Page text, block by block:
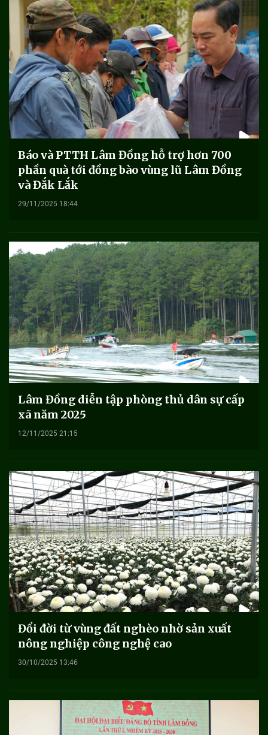
Báo và PTTH Lâm Đồng hỗ trợ hơn 700
phần quà tới đồng bào vùng lũ Lâm Đồng
và Đắk Lắk
29/11/2025 18:44
Lâm Đồng diễn tập phòng thủ dân sự cấp
xã năm 2025
12/11/2025 21:15
Đổi đời từ vùng đất nghèo nhờ sản xuất
nông nghiệp công nghệ cao
30/10/2025 13:46